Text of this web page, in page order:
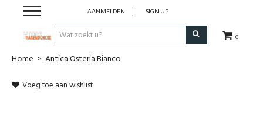
0
AANMELDEN SIGN UP
Wijnen
Home > Antica Osteria Bianco
Voeg toe aan wishlist